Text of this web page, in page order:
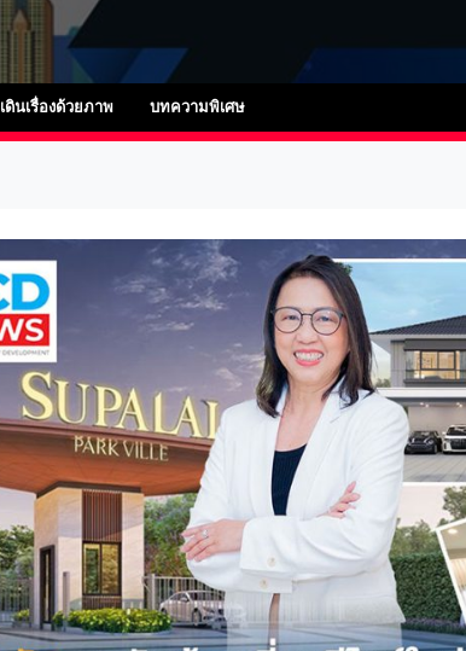
เดินเรื่องด้วยภาพ บทความพิเศษ